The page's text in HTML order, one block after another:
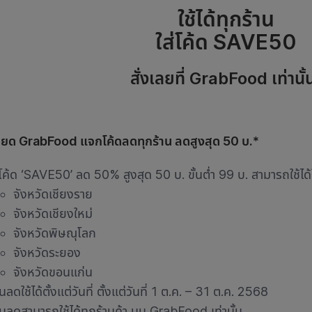
ใช้ได้ทุกร้าน
ใส่โค้ด SAVE50
สั่งเลยที่ GrabFood เท่านั้
ยด GrabFood แจกโค้ดลดทุกร้าน ลดสูงสุด 50 บ.*
ด ‘SAVE50’ ลด 50% สูงสุด 50 บ. ขั้นต่ำ 99 บ. สามารถใช้ไ
จังหวัดเชียงราย
จังหวัดเชียงใหม่
จังหวัดพิษณุโลก
จังหวัดระยอง
จังหวัดขอนแก่น
ลดใช้ได้ตั้งแต่วันที่ ตั้งแต่วันที่ 1 ต.ค. – 31 ต.ค. 2568